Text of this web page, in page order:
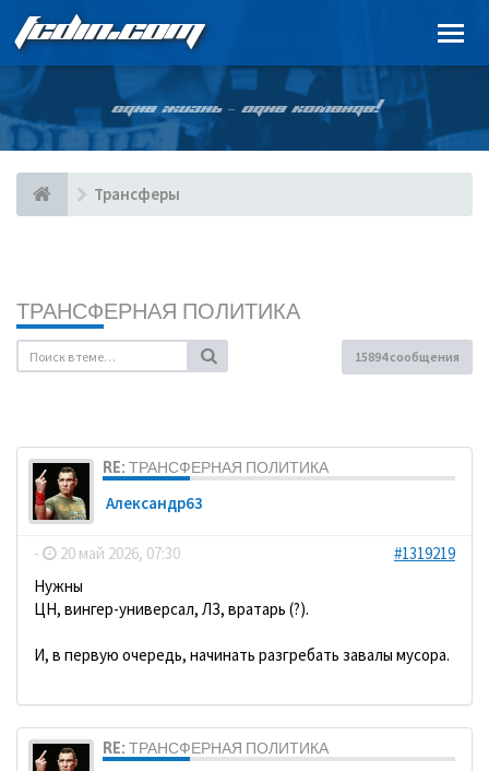
FCDIN.COM
ОДНА ЖИЗНЬ – ОДНА КОМАНДА!
Трансферы
ТРАНСФЕРНАЯ ПОЛИТИКА
15894 сообщения
RE: ТРАНСФЕРНАЯ ПОЛИТИКА
Александр63
- 20 май 2026, 07:30
#1319219
Нужны
ЦН, вингер-универсал, ЛЗ, вратарь (?).
И, в первую очередь, начинать разгребать завалы мусора.
RE: ТРАНСФЕРНАЯ ПОЛИТИКА